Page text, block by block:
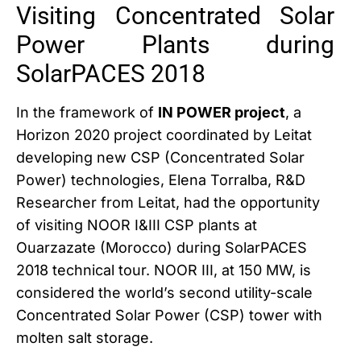
Visiting Concentrated Solar
Power Plants during
SolarPACES 2018
In the framework of IN POWER project, a
Horizon 2020 project coordinated by Leitat
developing new CSP (Concentrated Solar
Power) technologies, Elena Torralba, R&D
Researcher from Leitat, had the opportunity
of visiting NOOR I&III CSP plants at
Ouarzazate (Morocco) during SolarPACES
2018 technical tour. NOOR III, at 150 MW, is
considered the world’s second utility-scale
Concentrated Solar Power (CSP) tower with
molten salt storage.